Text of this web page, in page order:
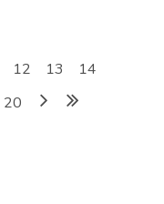
12 13 14
20